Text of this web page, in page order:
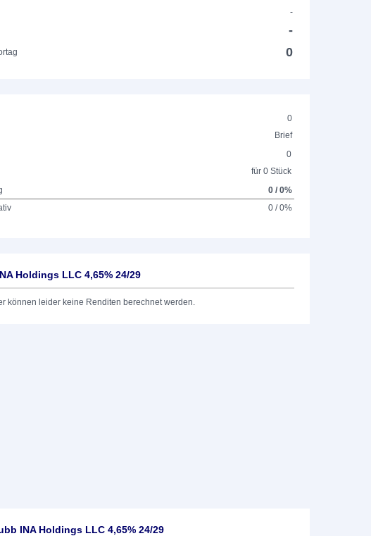
-
-
0
0
Brief
0
für 0 Stück
0 / 0%
0 / 0%
Holdings LLC 4,65% 24/29
können leider keine Renditen berechnet werden.
INA Holdings LLC 4,65% 24/29